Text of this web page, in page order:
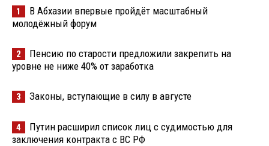
1
В Абхазии впервые пройдёт масштабный
молодёжный форум
2
Пенсию по старости предложили закрепить на
уровне не ниже 40% от заработка
3 Законы, вступающие в силу в августе
4
Путин расширил список лиц с судимостью для
заключения контракта с ВС РФ